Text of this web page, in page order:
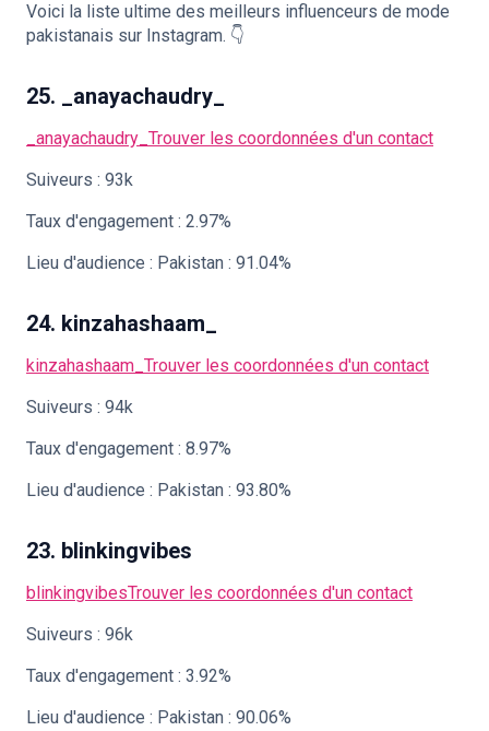
Voici la liste ultime des meilleurs influenceurs de mode
pakistanais sur Instagram. 👇
25. _anayachaudry_
_anayachaudry_ Trouver les coordonnées d'un contact
Suiveurs : 93k
Taux d'engagement : 2.97%
Lieu d'audience : Pakistan : 91.04%
24. kinzahashaam_
kinzahashaam_ Trouver les coordonnées d'un contact
Suiveurs : 94k
Taux d'engagement : 8.97%
Lieu d'audience : Pakistan : 93.80%
23. blinkingvibes
blinkingvibesTrouver les coordonnées d'un contact
Suiveurs : 96k
Taux d'engagement : 3.92%
Lieu d'audience : Pakistan : 90.06%